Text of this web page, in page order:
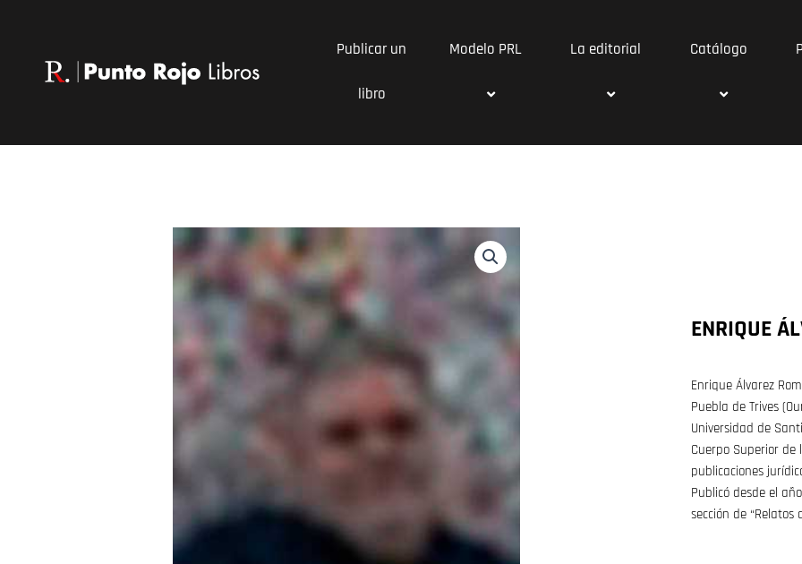
Publicar un
libro
Modelo PRL La editorial Catálogo
ENRIQUE
Enrique Álvarez
Puebla de Trives
Universidad de
Cuerpo Superior de
publicaciones
Publicó desde el
sección de “Relatos